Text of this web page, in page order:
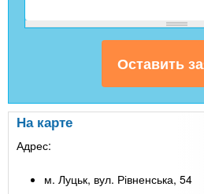
На карте
Адрес:
м. Луцьк, вул. Рівненська, 54